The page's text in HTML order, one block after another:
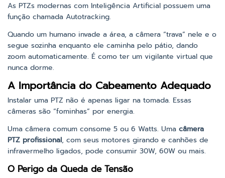
As PTZs modernas com Inteligência Artificial possuem uma
função chamada Autotracking.
Quando um humano invade a área, a câmera “trava” nele e o
segue sozinha enquanto ele caminha pelo pátio, dando
zoom automaticamente. É como ter um vigilante virtual que
nunca dorme.
A Importância do Cabeamento Adequado
Instalar uma PTZ não é apenas ligar na tomada. Essas
câmeras são “fominhas” por energia.
Uma câmera comum consome 5 ou 6 Watts. Uma câmera
PTZ profissional, com seus motores girando e canhões de
infravermelho ligados, pode consumir 30W, 60W ou mais.
O Perigo da Queda de Tensão